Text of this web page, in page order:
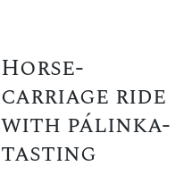
Horse-
carriage ride
with pálinka-
tasting